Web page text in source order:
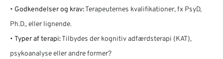
• Godkendelser og krav:Terapeuternes kvalifikationer, fx PsyD,
Ph.D., eller lignende.
• Typer af terapi:Tilbydes der kognitiv adfærdsterapi (KAT),
psykoanalyse eller andre former?